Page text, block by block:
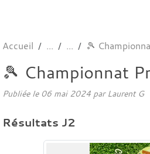
Accueil 🎾
🎾 Championnat
Publiée le 06 mai 2024 par Laurent G
Résultats J2